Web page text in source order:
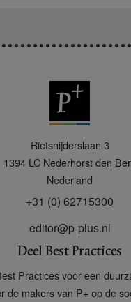
Rietsnijderslaan 3
1394 LC Nederhorst den
Nederland
+31 (0) 62715300
editor@p-plus.nl
Deel Best Practices
Practices voor een
de makers van P+ op de